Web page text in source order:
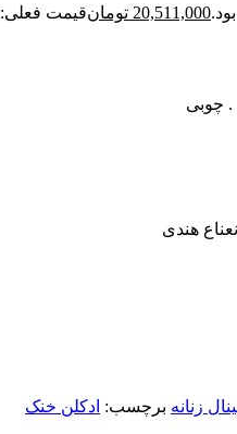
20,511,000 تومانقیمت فعلی: 20,511,000 تومان.
چوبی
هندی
زنانه برچسب: ادکلن خنک